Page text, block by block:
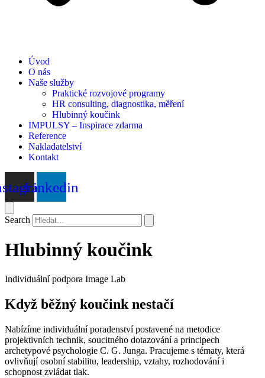
Úvod
O nás
Naše služby
Praktické rozvojové programy
HR consulting, diagnostika, měření
Hlubinný koučink
IMPULSY – Inspirace zdarma
Reference
Nakladatelství
Kontakt
Linkedin
Search
Hlubinný koučink
Individuální podpora Image Lab
Když běžný koučink nestačí
Nabízíme individuální poradenství postavené na metodice
projektivních technik, soucitného dotazování a principech
archetypové psychologie C. G. Junga. Pracujeme s tématy, která
ovlivňují osobní stabilitu, leadership, vztahy, rozhodování i
schopnost zvládat tlak.